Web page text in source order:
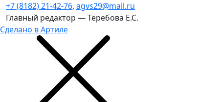
+7 (8182) 21-42-76, agvs29@mail.ru
Главный редактор — Теребова Е.С.
Сделано в Артиле